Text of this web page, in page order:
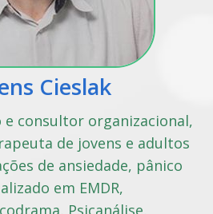
Cieslak
e consultor organizacional,
de jovens e adultos
de ansiedade, pânico
em EMDR,
Psicanálise,